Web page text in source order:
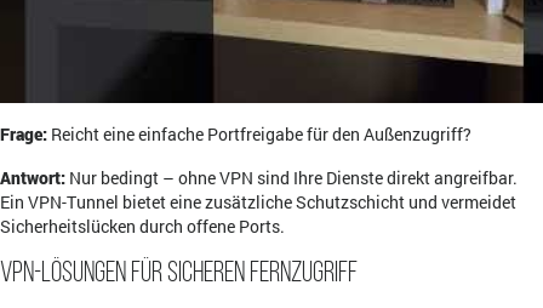
Frage: Reicht eine einfache Portfreigabe für den Außenzugriff?
Antwort: Nur bedingt – ohne VPN sind Ihre Dienste direkt angreifbar.
Ein VPN-Tunnel bietet eine zusätzliche Schutzschicht und vermeidet
Sicherheitslücken durch offene Ports.
VPN-Lösungen für sicheren Fernzugriff